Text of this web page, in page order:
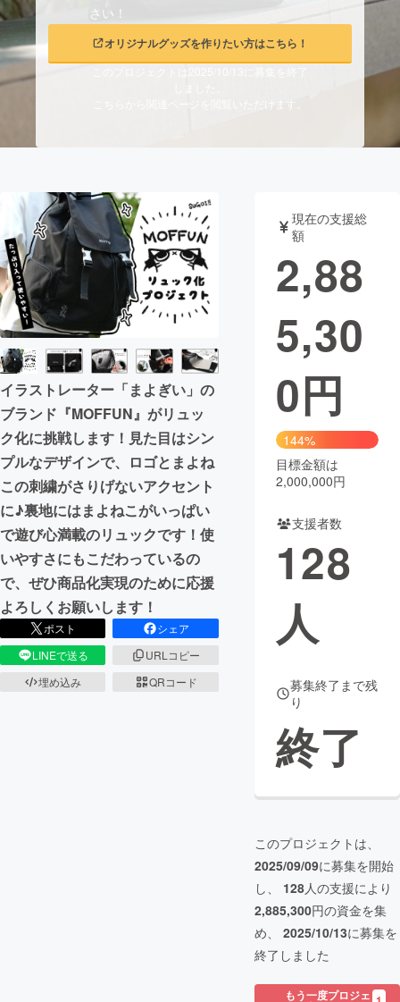
CAMPFIRE for Social GoodCAMPFIRE Creation
CAMPFIREふるさと納税machi-yaコミュニティ
さい！
オリジナルグッズを作りたい方はこちら！
このプロジェクトは2025/10/13に募集を終了
こちらから関連ページを閲覧いただけます。
イラストレーター「まよぎい」の
ブランド『MOFFUN』がリュッ
ク化に挑戦します！見た目はシン
プルなデザインで、ロゴとまよね
この刺繍がさりげないアクセント
に♪裏地にはまよねこがいっぱい
で遊び心満載のリュックです！使
いやすさにもこだわっているの
で、ぜひ商品化実現のために応援
よろしくお願いします！
ポスト
シェア
LINEで送る
URLコピー
埋め込み
QRコード
現在の支援総
額
2,88
5,30
0円
144%
目標金額は
2,000,000円
支援者数
128
人
募集終了まで残
り
終了
このプロジェクトは、
2025/09/09に募集を開始
し、 128人の支援により
2,885,300円の資金を集
め、 2025/10/13に募集を
終了しました
もう一度プロジェ